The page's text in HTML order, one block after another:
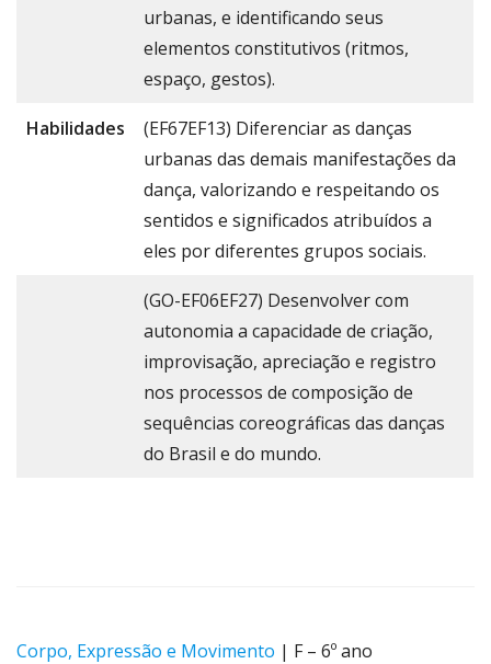
urbanas, e identificando seus
elementos constitutivos (ritmos,
espaço, gestos).
Habilidades
(EF67EF13) Diferenciar as danças
urbanas das demais manifestações da
dança, valorizando e respeitando os
sentidos e significados atribuídos a
eles por diferentes grupos sociais.
(GO-EF06EF27) Desenvolver com
autonomia a capacidade de criação,
improvisação, apreciação e registro
nos processos de composição de
sequências coreográficas das danças
do Brasil e do mundo.
Corpo, Expressão e Movimento | F – 6º ano